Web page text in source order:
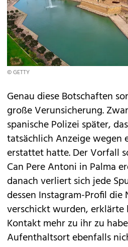
© GETTY
Genau diese Botschaften
große Verunsicherung.
spanische Polizei später,
tatsächlich Anzeige wegen
erstattet hatte. Der Vorfall
Can Pere Antoni in Palma
danach verliert sich jede
dessen Instagram-Profil die
verschickt wurden, erklärte
Kontakt mehr zu ihr zu
Aufenthaltsort ebenfalls